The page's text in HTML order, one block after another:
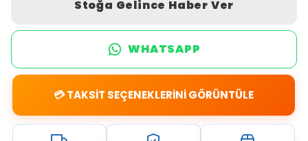
Stoğa Gelince Haber Ver
WHATSAPP
💳 TAKSİT SEÇENEKLERİNİ GÖRÜNTÜLE